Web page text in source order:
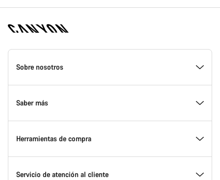
Canyon
Homepage
Sobre nosotros
Conoce Canyon
Innovación en Canyon
Canyon Factory Racing
Saber más
Eventos
Encuentra un punto de servicio Canyon
Herramientas de compra
Encuentra tu bicicleta
Servicio de atención al cliente